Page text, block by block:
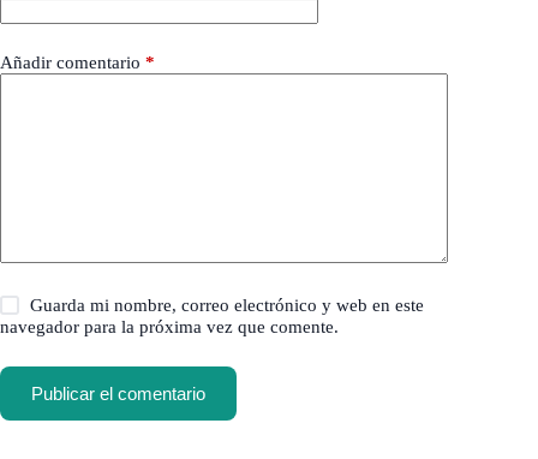
Añadir comentario *
Guarda mi nombre, correo electrónico y web en este
navegador para la próxima vez que comente.
Publicar el comentario